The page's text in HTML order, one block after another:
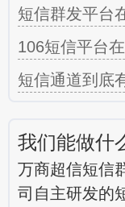
短信群发平台
106短信平台
短信通道到底
我们能做什
万商超信短信
司自主研发的